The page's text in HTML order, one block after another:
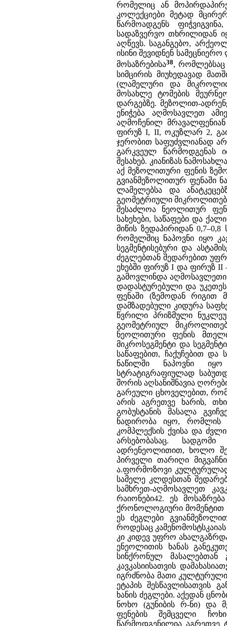
რომელიც ან
კოლექციები მეტად
წარმოადგენს
სადაზვერვო თხრილიდან
აღწევს. საგანგებო,
ისინი შევიდნენ
მოსაზრებისა38, რომლებსაც
სიმცირის მიუხედავად
(ლამელური და
მოსახლე ტომების
დარგებზე. მეზოლით-
ენიჭება აღმოსავლეთ
აღმოჩენილ
ფირუზ I, II, ოკუზლარ 2,
ჯერობით საფუძვლიანად არ
გარკვეულ წარმოდგენას
შესახებ. კიანიზას
აქ მეზოლითური ფენის
გვიანმეზოლითურ ფენაში
ლამელებსა და
გეომეტრიული მიკროლითები,
შესაძლოა ნეოლითურ
სახეხები, საწაფები და
მიწის ზედაპირიდან
რომელშიც ნაპოვნი იყო
სეგმენტისებური და
ძეგლებთან შედარებით
ეხებში ფირუზ I და ფირუზ
გამოვლინდა
დადასტურებული და
ფენაში (ზემოდან რიგით
დამზადებული კიდურა
წვრილი პრიზმული
გეომეტრიულ
ნეოლითური ფენის მთელი
მიკროსეგმენტი და
საწაფებით, ჩაქუჩებით
ნაწილში ნაპოვნი იყო
სტრატიგრაფიულად
შორის აღსანიშნავია
გარეული ცხოველებით,
არის აგრეთვე ხარის,
გობუსტანის მასალა
ნადირობა იყო, რომლის
კომპლექსის ქვისა და
არსებობასაც.
ადრენეოლითით, ხოლო
პირველი თარიღი
ა.ფორმოზოვი კულტურულად
სამელე კლდესთან
სამხრეთ-აღმოსავლეთ
რაიონები42. ეს
ქრონოლოგიური მომენტით
ეს ძეგლები
როდესაც
კი კიდევ უფრო
ენეოლითის ხანას
სინქრონულ მასალებთან
კავკასიისათვის
იგრძნობა მათი
ეტაპის შესწავლისათვის
ხანის ძეგლები. აქედან
ნოხო (გუნიბის რ-ნი) და
ფენების შემცველი
წარმოდგენილია აგრეთვე